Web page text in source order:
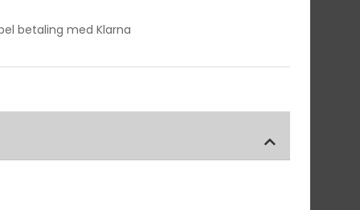
betaling med Klarna